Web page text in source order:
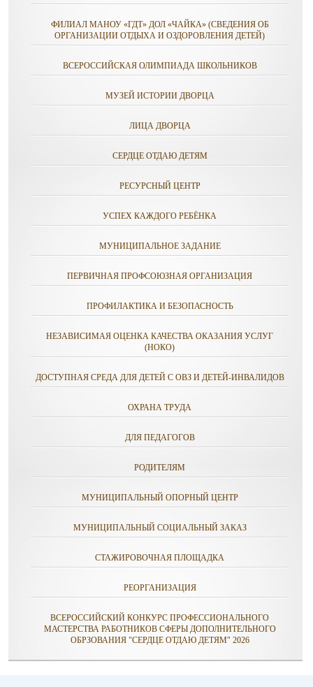
ФИЛИАЛ МАНОУ «ГДТ» ДОЛ «ЧАЙКА» (СВЕДЕНИЯ ОБ
ОРГАНИЗАЦИИ ОТДЫХА И ОЗДОРОВЛЕНИЯ ДЕТЕЙ)
ВСЕРОССИЙСКАЯ ОЛИМПИАДА ШКОЛЬНИКОВ
МУЗЕЙ ИСТОРИИ ДВОРЦА
ЛИЦА ДВОРЦА
СЕРДЦЕ ОТДАЮ ДЕТЯМ
РЕСУРСНЫЙ ЦЕНТР
УСПЕХ КАЖДОГО РЕБЁНКА
МУНИЦИПАЛЬНОЕ ЗАДАНИЕ
ПЕРВИЧНАЯ ПРОФСОЮЗНАЯ ОРГАНИЗАЦИЯ
ПРОФИЛАКТИКА И БЕЗОПАСНОСТЬ
НЕЗАВИСИМАЯ ОЦЕНКА КАЧЕСТВА ОКАЗАНИЯ УСЛУГ
(НОКО)
ДОСТУПНАЯ СРЕДА ДЛЯ ДЕТЕЙ С ОВЗ И ДЕТЕЙ-ИНВАЛИДОВ
ОХРАНА ТРУДА
ДЛЯ ПЕДАГОГОВ
РОДИТЕЛЯМ
МУНИЦИПАЛЬНЫЙ ОПОРНЫЙ ЦЕНТР
МУНИЦИПАЛЬНЫЙ СОЦИАЛЬНЫЙ ЗАКАЗ
СТАЖИРОВОЧНАЯ ПЛОЩАДКА
РЕОРГАНИЗАЦИЯ
ВСЕРОССИЙСКИЙ КОНКУРС ПРОФЕССИОНАЛЬНОГО
МАСТЕРСТВА РАБОТНИКОВ СФЕРЫ ДОПОЛНИТЕЛЬНОГО
ОБРЗОВАНИЯ "СЕРДЦЕ ОТДАЮ ДЕТЯМ" 2026